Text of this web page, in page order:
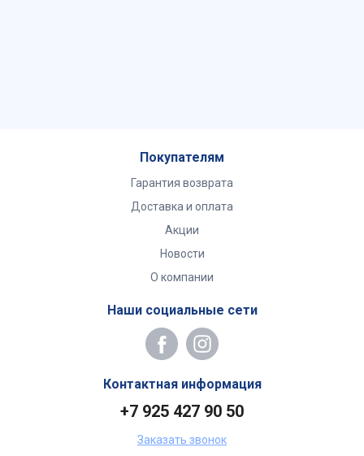
Покупателям
Гарантия возврата
Доставка и оплата
Акции
Новости
О компании
Наши социальные сети
Контактная информация
+7 925 427 90 50
Заказать звонок